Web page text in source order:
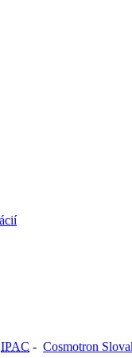
IPAC - Cosmotron